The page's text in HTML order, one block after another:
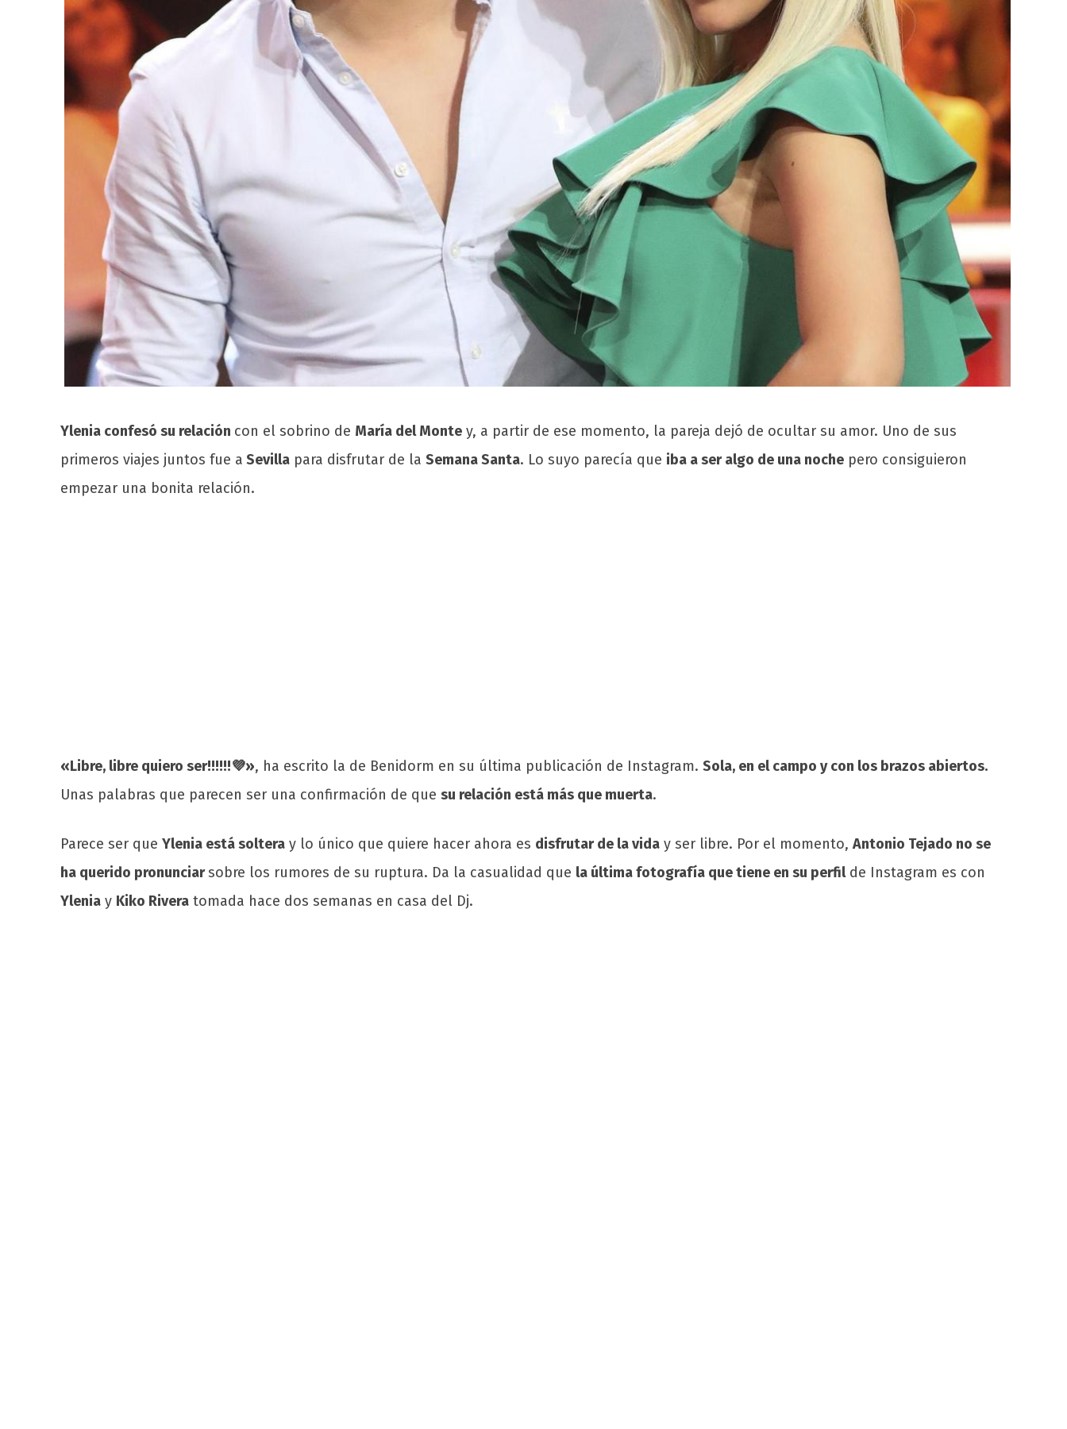
Ylenia confesó su relación con el sobrino de María del Monte y, a partir de ese momento, la pareja dejó de ocultar su amor. Uno de sus
primeros viajes juntos fue a Sevilla para disfrutar de la Semana Santa. Lo suyo parecía que iba a ser algo de una noche pero consiguieron
empezar una bonita relación.
«Libre, libre quiero ser!!!!!!💜», ha escrito la de Benidorm en su última publicación de Instagram. Sola, en el campo y con los brazos abiertos.
Unas palabras que parecen ser una confirmación de que su relación está más que muerta.
Parece ser que Ylenia está soltera y lo único que quiere hacer ahora es disfrutar de la vida y ser libre. Por el momento, Antonio Tejado no se
ha querido pronunciarsobre los rumores de su ruptura. Da la casualidad que la última fotografía que tiene en su perfilde Instagram es con
Ylenia y Kiko Rivera tomada hace dos semanas en casa del Dj.